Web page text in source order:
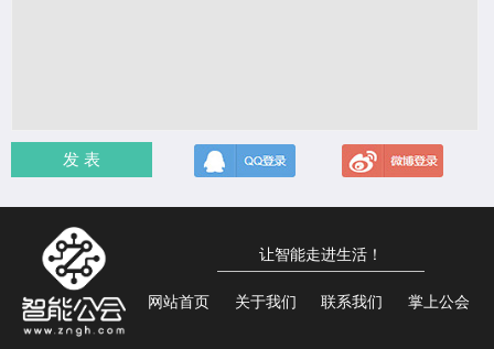
发 表
让智能走进生活！
网站首页 关于我们 联系我们 掌上公会